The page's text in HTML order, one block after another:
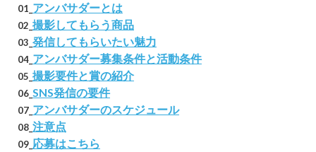
01 アンバサダーとは
02 撮影してもらう商品
03 発信してもらいたい魅力
04_ アンバサダー募集条件と活動条件
05 撮影要件と賞の紹介
06_ SNS発信の要件
07_ アンバサダーのスケジュール
08_ 注意点
09_ 応募はこちら